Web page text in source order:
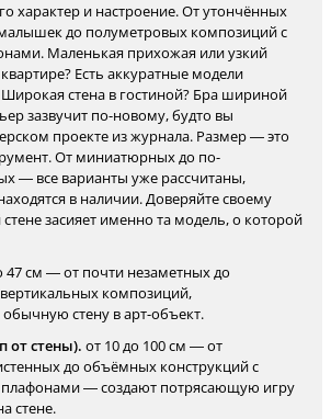
характер и настроение. От утончённых
до полуметровых композиций с
Маленькая прихожая или узкий
Есть аккуратные модели
стена в гостиной? Бра шириной
зазвучит по-новому, будто вы
проекте из журнала. Размер — это
От миниатюрных до по-
— все варианты уже рассчитаны,
в наличии. Доверяйте своему
засияет именно та модель, о которой
47 см — от почти незаметных до
композиций,
стену в арт-объект.
от стены). от 10 до 100 см — от
до объёмных конструкций с
— создают потрясающую игру
стене.